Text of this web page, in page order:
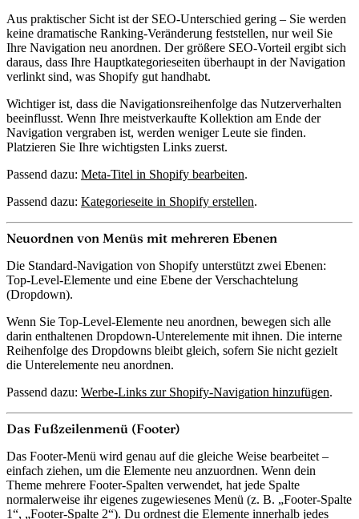
Aus praktischer Sicht ist der SEO-Unterschied gering – Sie werden
keine dramatische Ranking-Veränderung feststellen, nur weil Sie
Ihre Navigation neu anordnen. Der größere SEO-Vorteil ergibt sich
daraus, dass Ihre Hauptkategorieseiten überhaupt in der Navigation
verlinkt sind, was Shopify gut handhabt.
Wichtiger ist, dass die Navigationsreihenfolge das Nutzerverhalten
beeinflusst. Wenn Ihre meistverkaufte Kollektion am Ende der
Navigation vergraben ist, werden weniger Leute sie finden.
Platzieren Sie Ihre wichtigsten Links zuerst.
Passend dazu: Meta-Titel in Shopify bearbeiten.
Passend dazu: Kategorieseite in Shopify erstellen.
Neuordnen von Menüs mit mehreren Ebenen
Die Standard-Navigation von Shopify unterstützt zwei Ebenen:
Top-Level-Elemente und eine Ebene der Verschachtelung
(Dropdown).
Wenn Sie Top-Level-Elemente neu anordnen, bewegen sich alle
darin enthaltenen Dropdown-Unterelemente mit ihnen. Die interne
Reihenfolge des Dropdowns bleibt gleich, sofern Sie nicht gezielt
die Unterelemente neu anordnen.
Passend dazu: Werbe-Links zur Shopify-Navigation hinzufügen.
Das Fußzeilenmenü (Footer)
Das Footer-Menü wird genau auf die gleiche Weise bearbeitet –
einfach ziehen, um die Elemente neu anzuordnen. Wenn dein
Theme mehrere Footer-Spalten verwendet, hat jede Spalte
normalerweise ihr eigenes zugewiesenes Menü (z. B. „Footer-Spalte
1“, „Footer-Spalte 2“). Du ordnest die Elemente innerhalb jedes